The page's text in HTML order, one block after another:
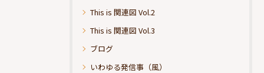
This is 関連図 Vol.2
This is 関連図 Vol.3
ブログ
いわゆる発信事（風）